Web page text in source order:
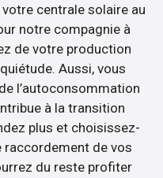
centrale solaire au
notre compagnie à
de votre production
Aussi, vous
l’autoconsommation
à la transition
plus et choisissez-
raccordement de vos
du reste profiter